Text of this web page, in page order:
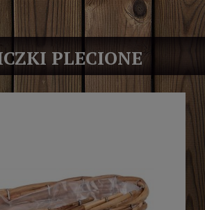
PLECIONE